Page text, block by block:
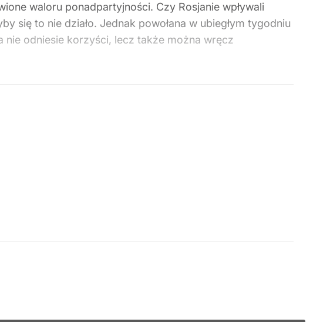
waloru ponadpartyjności. Czy Rosjanie wpływali
się to nie działo. Jednak powołana w ubiegłym tygodniu
nie odniesie korzyści, lecz także można wręcz